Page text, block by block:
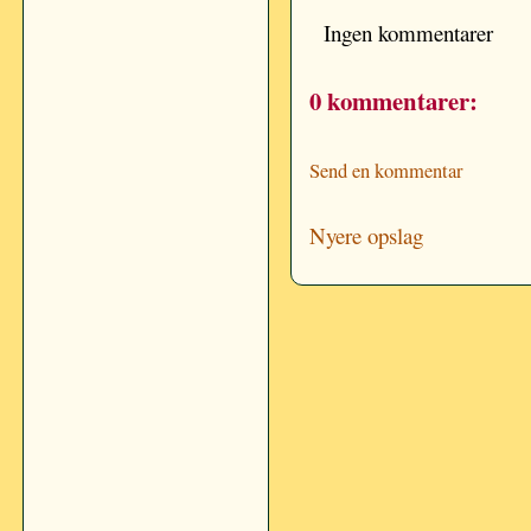
Ingen kommentarer
0 kommentarer:
Send en kommentar
Nyere opslag